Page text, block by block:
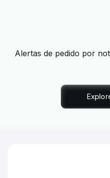
Alertas de pedido por